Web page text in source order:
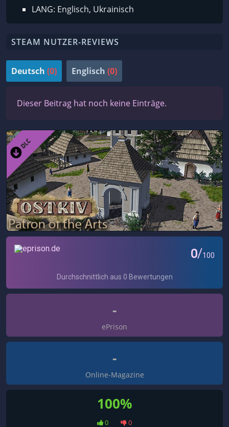
LANG: Englisch, Ukrainisch
STEAM NUTZER-REVIEWS
Deutsch (0) Englisch (0)
Dieser Beitrag hat noch keine Einträge.
-
ePrison
-
Online-Magazine
100%
0 0